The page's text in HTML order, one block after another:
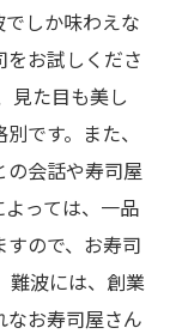
しか味わえな
お試しくださ
見た目も美し
です。また、
会話や寿司屋
っては、一品
ので、お寿司
難波には、創業
お寿司屋さん